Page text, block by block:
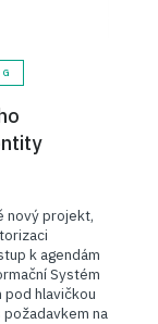
nový projekt,
k agendám
Systém
hlavičkou
požadavkem na